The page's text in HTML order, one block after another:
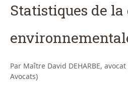
Statistiques de
Par Maître David DEHARBE,
Avocats)